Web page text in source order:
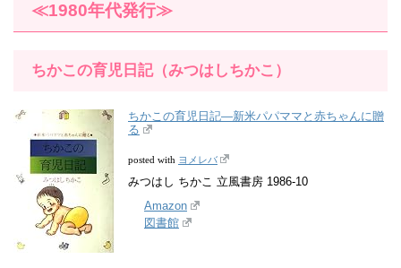
≪1980年代発行≫
ちかこの育児日記（みつはしちかこ）
ちかこの育児日記―新米パパママと赤ちゃんに贈
る
posted with ヨメレバ
みつはし ちかこ 立風書房 1986-10
Amazon
図書館